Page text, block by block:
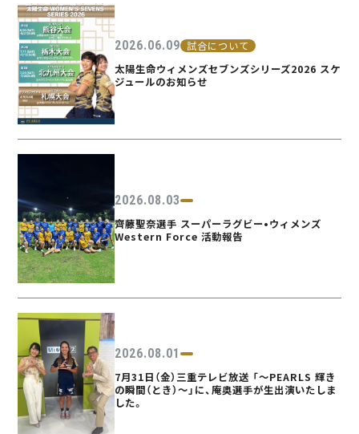
2026.06.09 試合について
太陽生命ウィメンズセブンズシリーズ2026 スケ
ジュールのお知らせ
2026.08.03
齊藤聖奈選手 スーパーラグビー•ウィメンズ
Western Force 活動報告
2026.08.01
7月31日（金）三重テレビ放送 「〜PEARLS 輝き
の瞬間（とき）〜」に、庵奥選手が生出演いたしま
した。